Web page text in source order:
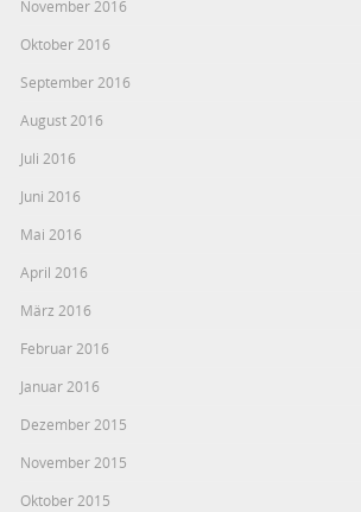
November 2016
Oktober 2016
September 2016
August 2016
Juli 2016
Juni 2016
Mai 2016
April 2016
März 2016
Februar 2016
Januar 2016
Dezember 2015
November 2015
Oktober 2015